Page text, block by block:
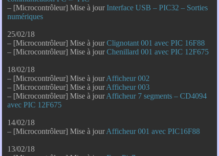
– [Microcontrôleur] Mise à jourInterface USB – PIC32 – Sorties
numériques
25/02/18
– [Microcontrôleur] Mise à jourClignotant 001 avec PIC 16F88
– [Microcontrôleur] Mise à jourChenillard 001 avec PIC 12F675
18/02/18
– [Microcontrôleur] Mise à jourAfficheur 002
– [Microcontrôleur] Mise à jourAfficheur 003
– [Microcontrôleur] Mise à jourAfficheur 7 segments – CD4094
avec PIC 12F675
14/02/18
– [Microcontrôleur] Mise à jourAfficheur 001 avec PIC16F88
13/02/18